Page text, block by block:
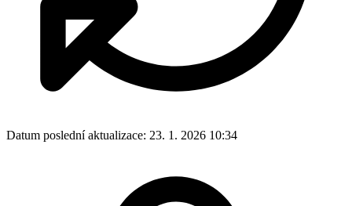
Datum poslední aktualizace: 23. 1. 2026 10:34